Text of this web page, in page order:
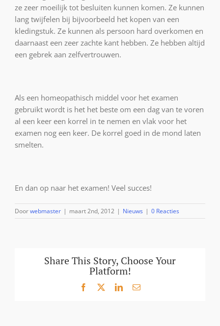
ze zeer moeilijk tot besluiten kunnen komen. Ze kunnen
lang twijfelen bij bijvoorbeeld het kopen van een
kledingstuk. Ze kunnen als persoon hard overkomen en
daarnaast een zeer zachte kant hebben. Ze hebben altijd
een gebrek aan zelfvertrouwen.
Als een homeopathisch middel voor het examen
gebruikt wordt is het het beste om een dag van te voren
al een keer een korrel in te nemen en vlak voor het
examen nog een keer. De korrel goed in de mond laten
smelten.
En dan op naar het examen! Veel succes!
Doorwebmaster | maart 2nd, 2012 | Nieuws | 0 Reacties
Share This Story, Choose Your
Platform!
Facebook LinkedIn
E-